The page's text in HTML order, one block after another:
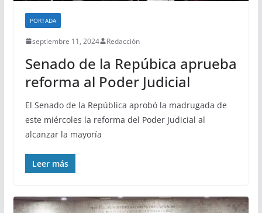
PORTADA
septiembre 11, 2024 Redacción
Senado de la Repúbica aprueba
reforma al Poder Judicial
El Senado de la República aprobó la madrugada de
este miércoles la reforma del Poder Judicial al
alcanzar la mayoría
Leer más